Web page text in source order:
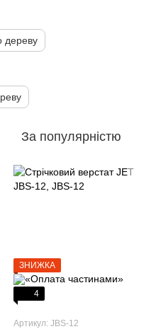
дереву
За популярністю
ЗНИЖКА
4
Артикул: JBS-12